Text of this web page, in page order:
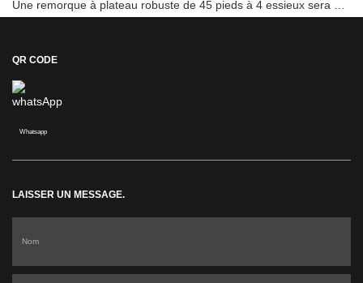
QR CODE
Whatsapp
LAISSER UN MESSAGE.